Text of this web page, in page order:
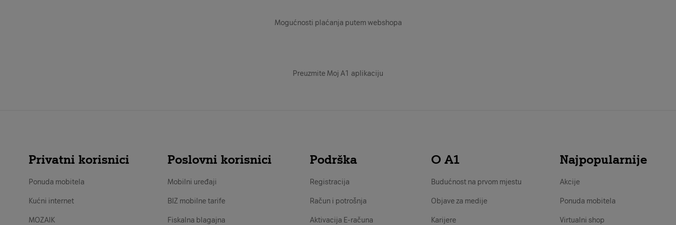
Mogućnosti plaćanja putem webshopa
Preuzmite Moj A1 aplikaciju
Privatni korisnici
Ponuda mobitela
Kućni internet
MOZAIK
Poslovni korisnici
Mobilni uređaji
BIZ mobilne tarife
Fiskalna blagajna
Podrška
Registracija
Račun i potrošnja
Aktivacija E-računa
O A1
Budućnost na prvom mjestu
Objave za medije
Karijere
Najpopularnije
Akcije
Ponuda mobitela
Virtualni shop